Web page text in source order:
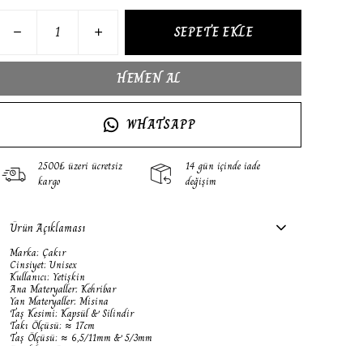
SEPETE EKLE
HEMEN AL
WHATSAPP
2500₺ üzeri ücretsiz
kargo
14 gün içinde iade
değişim
Ürün Açıklaması
Marka: Çakır
Cinsiyet: Unisex
Kullanıcı: Yetişkin
Ana Materyaller: Kehribar
Yan Materyaller: Misina
Taş Kesimi: Kapsül & Silindir
Takı Ölçüsü: ≈ 17cm
Taş Ölçüsü: ≈ 6,5/11mm & 5/3mm